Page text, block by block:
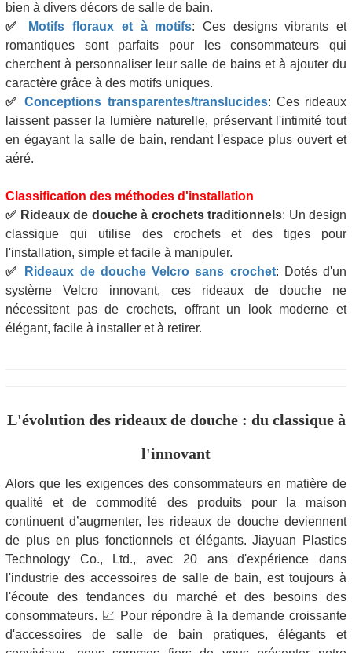
bien à divers décors de salle de bain.
✅
Motifs floraux et à motifs: Ces designs vibrants et
romantiques sont parfaits pour les consommateurs qui
cherchent à personnaliser leur salle de bains et à ajouter du
caractère grâce à des motifs uniques.
✅Conceptions transparentes/translucides: Ces rideaux
laissent passer la lumière naturelle, préservant l'intimité tout
en égayant la salle de bain, rendant l'espace plus ouvert et
aéré.
Classification des méthodes d'installation
✅ Rideaux de douche à crochets traditionnels: Un design
classique qui utilise des crochets et des tiges pour
l'installation, simple et facile à manipuler.
✅
Rideaux de douche Velcro sans crochet: Dotés d'un
système Velcro innovant, ces rideaux de douche ne
nécessitent pas de crochets, offrant un look moderne et
élégant, facile à installer et à retirer.
L'évolution des rideaux de douche : du classique à
l'innovant
Alors que les exigences des consommateurs en matière de
qualité et de commodité des produits pour la maison
continuent d’augmenter, les rideaux de douche deviennent
de plus en plus fonctionnels et élégants. Jiayuan Plastics
Technology Co., Ltd., avec 20 ans d'expérience dans
l'industrie des accessoires de salle de bain, est toujours à
l'écoute des tendances du marché et des besoins des
consommateurs. 📈 Pour répondre à la demande croissante
d'accessoires de salle de bain pratiques, élégants et